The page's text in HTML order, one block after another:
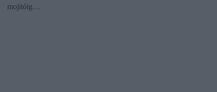
mojitóig…